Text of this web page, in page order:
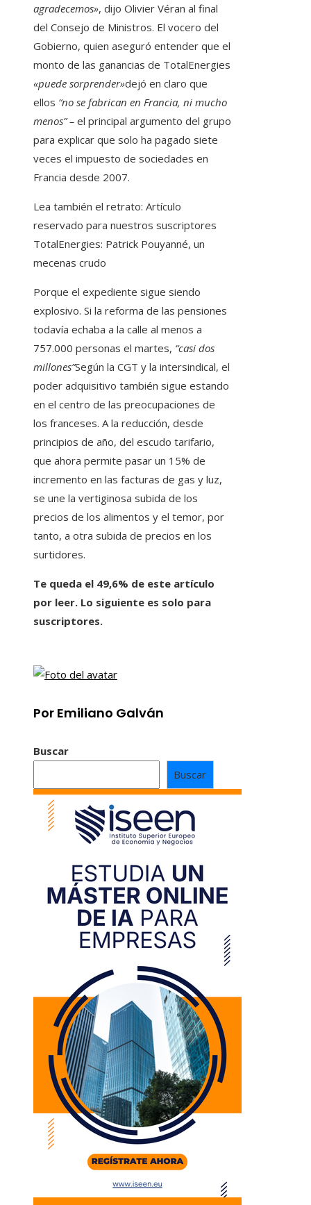
agradecemos», dijo Olivier Véran al final
del Consejo de Ministros. El vocero del
Gobierno, quien aseguró entender que el
monto de las ganancias de TotalEnergies
«puede sorprender»dejó en claro que
ellos “no se fabrican en Francia, ni mucho
menos” – el principal argumento del grupo
para explicar que solo ha pagado siete
veces el impuesto de sociedades en
Francia desde 2007.
Lea también el retrato: Artículo
reservado para nuestros suscriptores
TotalEnergies: Patrick Pouyanné, un
mecenas crudo
Porque el expediente sigue siendo
explosivo. Si la reforma de las pensiones
todavía echaba a la calle al menos a
757.000 personas el martes, “casi dos
millones”Según la CGT y la intersindical, el
poder adquisitivo también sigue estando
en el centro de las preocupaciones de
los franceses. A la reducción, desde
principios de año, del escudo tarifario,
que ahora permite pasar un 15% de
incremento en las facturas de gas y luz,
se une la vertiginosa subida de los
precios de los alimentos y el temor, por
tanto, a otra subida de precios en los
surtidores.
Te queda el 49,6% de este artículo
por leer. Lo siguiente es solo para
suscriptores.
Por Emiliano Galván
Buscar
Buscar